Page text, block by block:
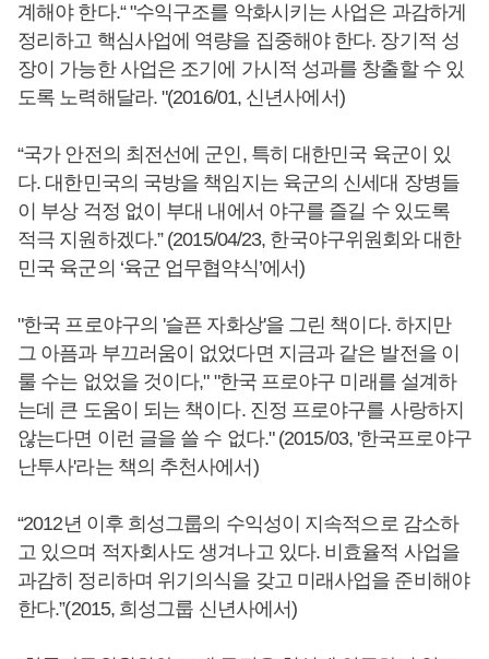
계해야 한다.“ "수익구조를 악화시키는 사업은 과감하게
정리하고 핵심사업에 역량을 집중해야 한다. 장기적 성
장이 가능한 사업은 조기에 가시적 성과를 창출할 수 있
도록 노력해달라. "(2016/01, 신년사에서)
“국가 안전의 최전선에 군인, 특히 대한민국 육군이 있
다. 대한민국의 국방을 책임지는 육군의 신세대 장병들
이 부상 걱정 없이 부대 내에서 야구를 즐길 수 있도록
적극 지원하겠다.” (2015/04/23, 한국야구위원회와 대한
민국 육군의 ‘육군 업무협약식’에서)
"한국 프로야구의 '슬픈 자화상'을 그린 책이다. 하지만
그 아픔과 부끄러움이 없었다면 지금과 같은 발전을 이
룰 수는 없었을 것이다," "한국 프로야구 미래를 설계하
는데 큰 도움이 되는 책이다. 진정 프로야구를 사랑하지
않는다면 이런 글을 쓸 수 없다." (2015/03, '한국프로야구
난투사'라는 책의 추천사에서)
“2012년 이후 희성그룹의 수익성이 지속적으로 감소하
고 있으며 적자회사도 생겨나고 있다. 비효율적 사업을
과감히 정리하며 위기의식을 갖고 미래사업을 준비해야
한다.”(2015, 희성그룹 신년사에서)